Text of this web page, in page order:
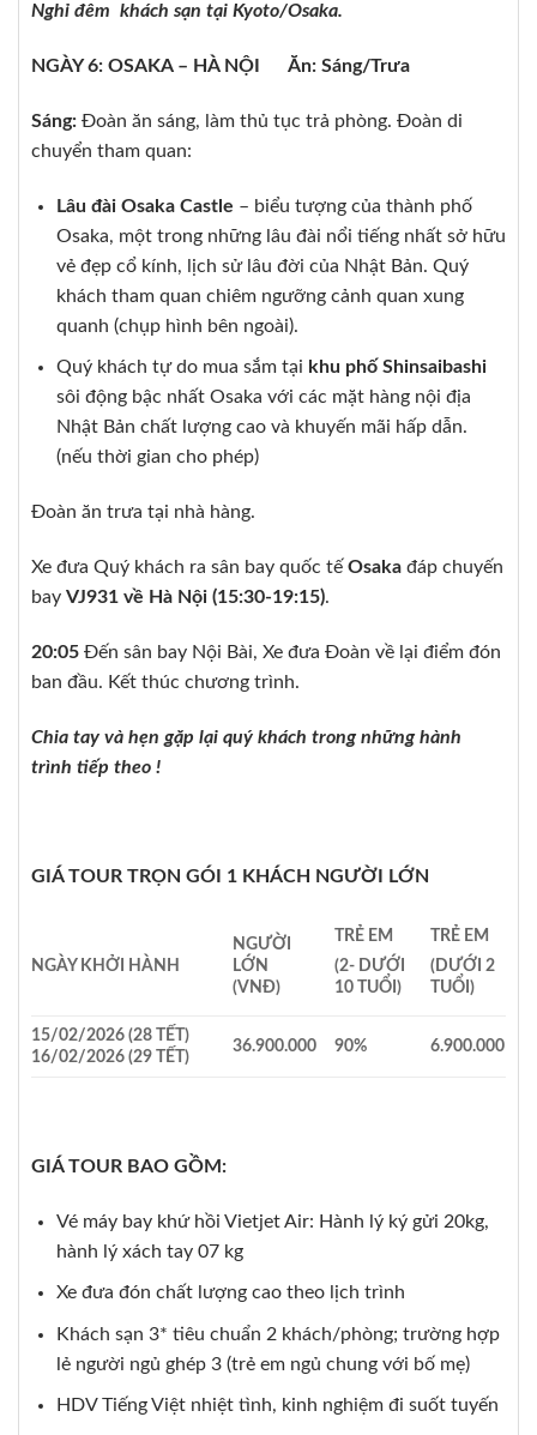
Nghỉ đêm khách sạn tại Kyoto/Osaka.
NGÀY 6: OSAKA – HÀ NỘI Ăn: Sáng/Trưa
Sáng: Đoàn ăn sáng, làm thủ tục trả phòng. Đoàn di
chuyển tham quan:
Lâu đài Osaka Castle – biểu tượng của thành phố
Osaka, một trong những lâu đài nổi tiếng nhất sở hữu
vẻ đẹp cổ kính, lịch sử lâu đời của Nhật Bản. Quý
khách tham quan chiêm ngưỡng cảnh quan xung
quanh (chụp hình bên ngoài).
Quý khách tự do mua sắm tại khu phố Shinsaibashi
sôi động bậc nhất Osaka với các mặt hàng nội địa
Nhật Bản chất lượng cao và khuyến mãi hấp dẫn.
(nếu thời gian cho phép)
Đoàn ăn trưa tại nhà hàng.
Xe đưa Quý khách ra sân bay quốc tế Osaka đáp chuyến
bay VJ931 về Hà Nội (15:30-19:15).
20:05 Đến sân bay Nội Bài, Xe đưa Đoàn về lại điểm đón
ban đầu. Kết thúc chương trình.
Chia tay và hẹn gặp lại quý khách trong những hành
trình tiếp theo !
GIÁ TOUR TRỌN GÓI 1 KHÁCH NGƯỜI LỚN
NGÀY KHỞI HÀNH
NGƯỜI
LỚN
(VNĐ)
TRẺ EM
(2- DƯỚI
10 TUỔI)
TRẺ EM
(DƯỚI 2
TUỔI)
15/02/2026 (28 TẾT)
16/02/2026 (29 TẾT)
36.900.000 90% 6.900.000
GIÁ TOUR BAO GỒM:
Vé máy bay khứ hồi Vietjet Air: Hành lý ký gửi 20kg,
hành lý xách tay 07 kg
Xe đưa đón chất lượng cao theo lịch trình
Khách sạn 3* tiêu chuẩn 2 khách/phòng; trường hợp
lẻ người ngủ ghép 3 (trẻ em ngủ chung với bố mẹ)
HDV Tiếng Việt nhiệt tình, kinh nghiệm đi suốt tuyến